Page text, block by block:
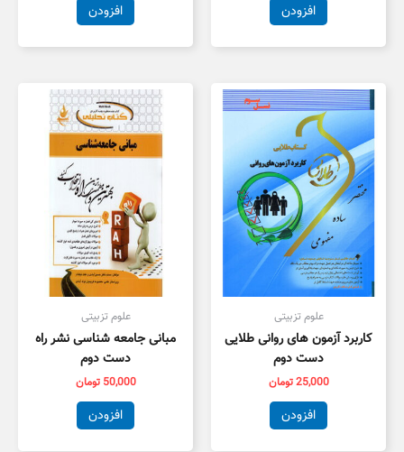
افزودن افزودن
علوم تزبیتی
کاربرد آزمون های روانی طلایی
دست دوم
25,000تومان
افزودن
علوم تزبیتی
مبانی جامعه شناسی نشر راه
دست دوم
50,000 تومان
افزودن